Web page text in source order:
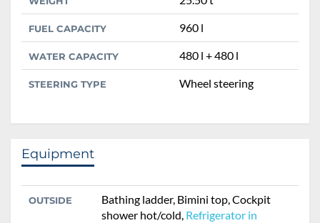
FUEL CAPACITY 960 l
WATER CAPACITY 480 l + 480 l
STEERING TYPE Wheel steering
Equipment
OUTSIDE
Bathing ladder, Bimini top, Cockpit
shower hot/cold, Refrigerator in